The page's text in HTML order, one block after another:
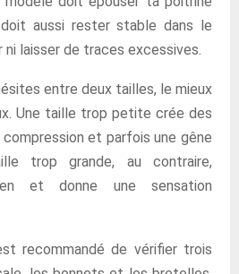
aussi rester stable dans le
ni laisser de traces excessives.
entre deux tailles, le mieux
Une taille trop petite crée des
et parfois une gêne
trop grande, au contraire,
et donne une sensation
recommandé de vérifier trois